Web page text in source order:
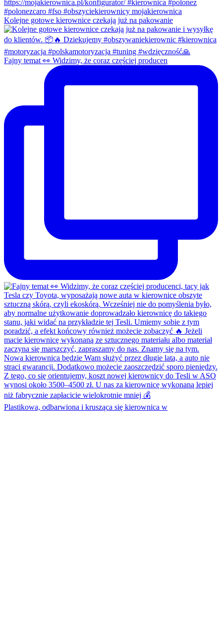
Kolejne gotowe kierownice czekają już na pakowanie
Fajny temat 👀 Widzimy, że coraz częściej producen
Plastikowa, odbarwiona i krusząca się kierownica w